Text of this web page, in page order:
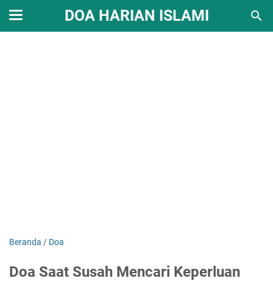
DOA HARIAN ISLAMI
Beranda / Doa
Doa Saat Susah Mencari Keperluan